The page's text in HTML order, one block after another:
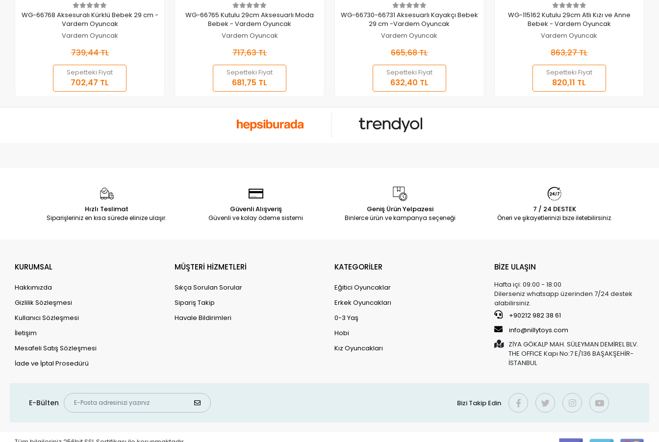
Sepete Ekle
WG-66768 Aksesuralı Kürklü Bebek 29 cm -
Vardem Oyuncak
Vardem Oyuncak
739,44 TL
Sepetteki Fiyat
702,47 TL
Sepete Ekle
WG-66765 Kutulu 29cm Aksesuarlı Moda
Bebek - Vardem Oyuncak
Vardem Oyuncak
717,63 TL
Sepetteki Fiyat
681,75 TL
Sepete Ekle
WG-66730-66731 Aksesuarlı Kayakçı Bebek
29 cm -Vardem Oyuncak
Vardem Oyuncak
665,68 TL
Sepetteki Fiyat
632,40 TL
Sepete Ekle
WG-115162 Kutulu 29cm Atlı Kızı ve Anne
Bebek - Vardem Oyuncak
Vardem Oyuncak
863,27 TL
Sepetteki Fiyat
820,11 TL
Hızlı Teslimat
Siparişleriniz en kısa sürede elinize ulaşır.
Güvenli Alışveriş
Güvenli ve kolay ödeme sistemi
Geniş Ürün Yelpazesi
Binlerce ürün ve kampanya seçeneği
7 / 24 DESTEK
Öneri ve şikayetlerinizi bize iletebilirsiniz.
KURUMSAL
Hakkımızda
Gizlilik Sözleşmesi
Kullanıcı Sözleşmesi
İletişim
Mesafeli Satış Sözleşmesi
İade ve İptal Prosedürü
MÜŞTERİ HİZMETLERİ
Sıkça Sorulan Sorular
Sipariş Takip
Havale Bildirimleri
KATEGORİLER
Eğitici Oyuncaklar
Erkek Oyuncakları
0-3 Yaş
Hobi
Kız Oyuncakları
BİZE ULAŞIN
Hafta içi: 09:00 - 18:00
Dilerseniz whatsapp üzerinden 7/24 destek
alabilirsiniz.
+90212 982 38 61
info@nillytoys.com
ZİYA GÖKALP MAH. SÜLEYMAN DEMİREL BLV.
THE OFFICE Kapı No:7 E/136 BAŞAKŞEHİR-
İSTANBUL
E-Bülten Bizi Takip Edin